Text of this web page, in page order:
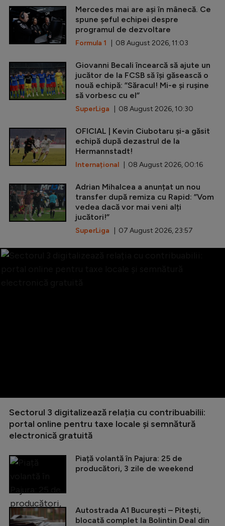
Mercedes mai are ași în mânecă. Ce
spune șeful echipei despre
programul de dezvoltare
Formula 1 | 08 August 2026, 11:03
Giovanni Becali încearcă să ajute un
jucător de la FCSB să își găsească o
nouă echipă: ”Săracul! Mi-e și rușine
să vorbesc cu el”
SuperLiga | 08 August 2026, 10:30
OFICIAL | Kevin Ciubotaru și-a găsit
echipă după dezastrul de la
Hermannstadt!
Internațional | 08 August 2026, 00:16
Adrian Mihalcea a anunțat un nou
transfer după remiza cu Rapid: ”Vom
vedea dacă vor mai veni alți
jucători!”
SuperLiga | 07 August 2026, 23:57
Sectorul 3 digitalizează relația cu contribuabilii:
portal online pentru taxe locale și semnătură
electronică gratuită
Piață volantă în Pajura: 25 de
producători, 3 zile de weekend
Autostrada A1 București – Pitești,
blocată complet la Bolintin Deal din